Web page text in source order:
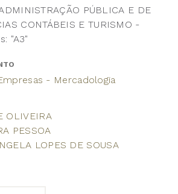
PÚBLICA E DE
CONTÁBEIS E TURISMO -
"A3"
- Mercadologia
OLIVEIRA
PESSOA
LOPES DE SOUSA